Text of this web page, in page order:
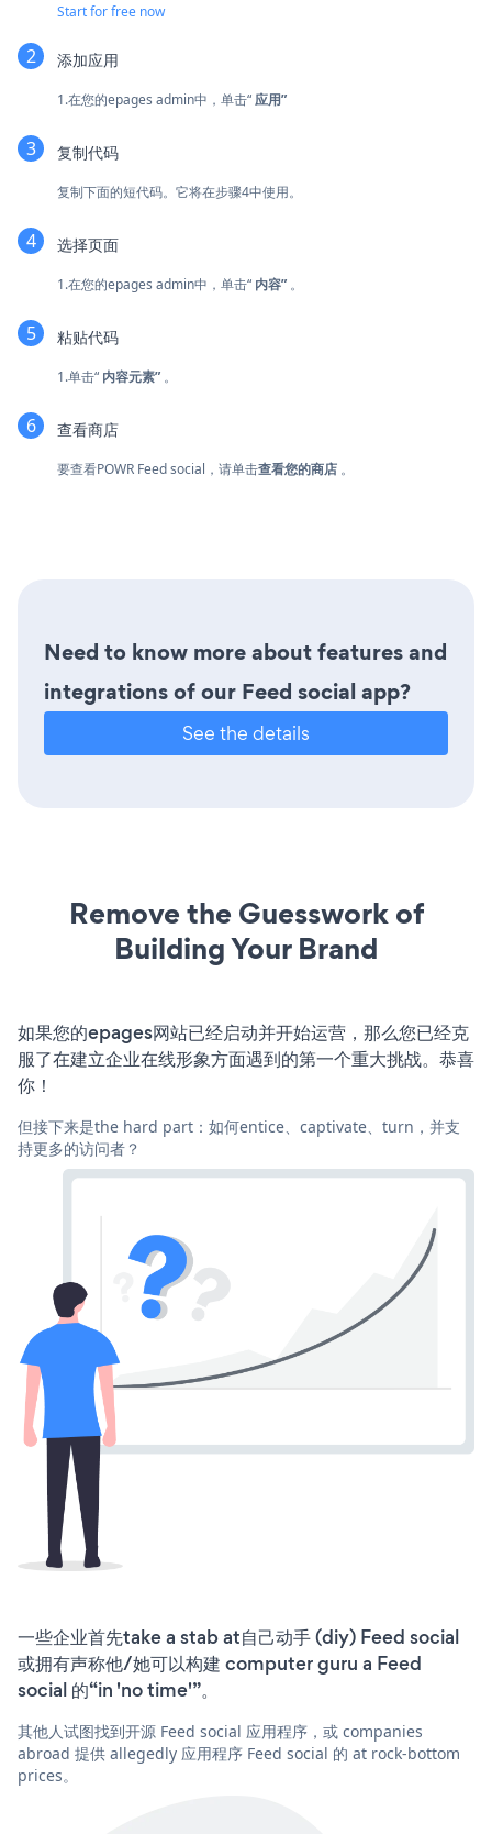
Start for free now
添加应用
1.在您的epages admin中，单击“应用”
复制代码
复制下面的短代码。它将在步骤4中使用。
选择页面
1.在您的epages admin中，单击“ 内容” 。
粘贴代码
1.单击“ 内容元素” 。
查看商店
要查看POWR Feed social，请单击查看您的商店 。
Need to know more about features and
integrations of our Feed social app?
See the details
Remove the Guesswork of
Building Your Brand
如果您的epages网站已经启动并开始运营，那么您已经克
服了在建立企业在线形象方面遇到的第一个重大挑战。恭喜
你！
但接下来是the hard part：如何entice、captivate、turn，并支
持更多的访问者？
一些企业首先take a stab at自己动手 (diy) Feed social
或拥有声称他/她可以构建 computer guru a Feed
social 的“in 'no time'”。
其他人试图找到开源 Feed social 应用程序，或 companies
abroad 提供 allegedly 应用程序 Feed social 的 at rock-bottom
prices。